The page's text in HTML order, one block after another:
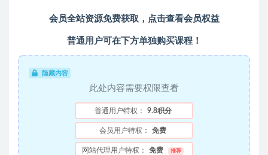
会员全站资源免费获取，点击查看会员权益
普通用户可在下方单独购买课程！
隐藏内容
此处内容需要权限查看
普通用户特权： 9.8积分
会员用户特权： 免费
网站代理用户特权： 免费 推荐